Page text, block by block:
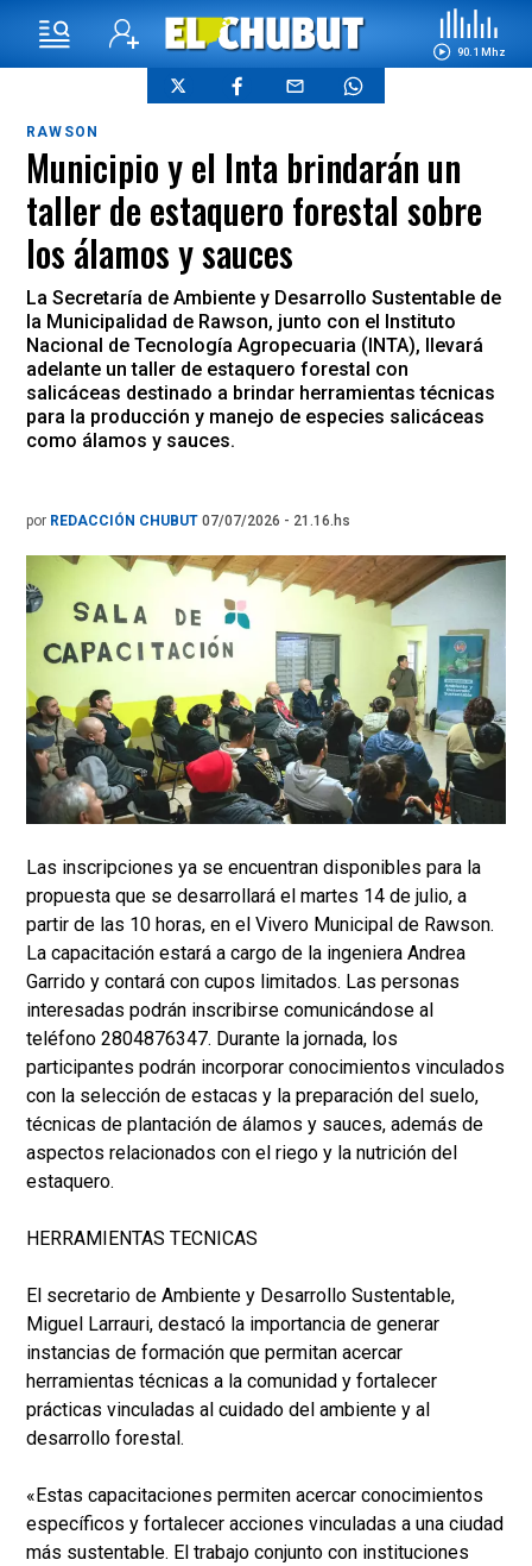
90.1 Mhz
RAWSON
Municipio y el Inta brindarán un
taller de estaquero forestal sobre
los álamos y sauces
La Secretaría de Ambiente y Desarrollo Sustentable de
la Municipalidad de Rawson, junto con el Instituto
Nacional de Tecnología Agropecuaria (INTA), llevará
adelante un taller de estaquero forestal con
salicáceas destinado a brindar herramientas técnicas
para la producción y manejo de especies salicáceas
como álamos y sauces.
por REDACCIÓN CHUBUT 07/07/2026 - 21.16.hs
Las inscripciones ya se encuentran disponibles para la
propuesta que se desarrollará el martes 14 de julio, a
partir de las 10 horas, en el Vivero Municipal de Rawson.
La capacitación estará a cargo de la ingeniera Andrea
Garrido y contará con cupos limitados. Las personas
interesadas podrán inscribirse comunicándose al
teléfono 2804876347. Durante la jornada, los
participantes podrán incorporar conocimientos vinculados
con la selección de estacas y la preparación del suelo,
técnicas de plantación de álamos y sauces, además de
aspectos relacionados con el riego y la nutrición del
estaquero.
HERRAMIENTAS TECNICAS
El secretario de Ambiente y Desarrollo Sustentable,
Miguel Larrauri, destacó la importancia de generar
instancias de formación que permitan acercar
herramientas técnicas a la comunidad y fortalecer
prácticas vinculadas al cuidado del ambiente y al
desarrollo forestal.
«Estas capacitaciones permiten acercar conocimientos
específicos y fortalecer acciones vinculadas a una ciudad
más sustentable. El trabajo conjunto con instituciones